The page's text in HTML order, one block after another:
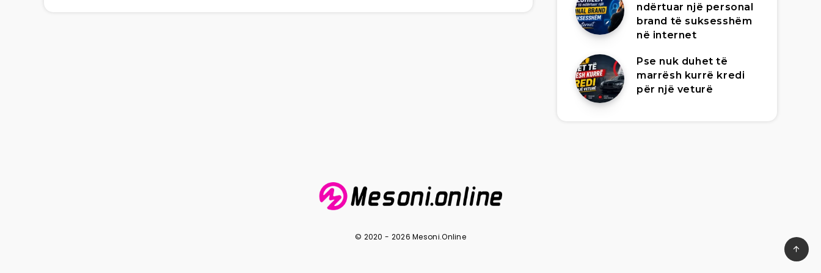
ndërtuar një personal
brand të suksesshëm
në internet
Pse nuk duhet të
marrësh kurrë kredi
për një veturë
© 2020 - 2026 Mesoni.Online